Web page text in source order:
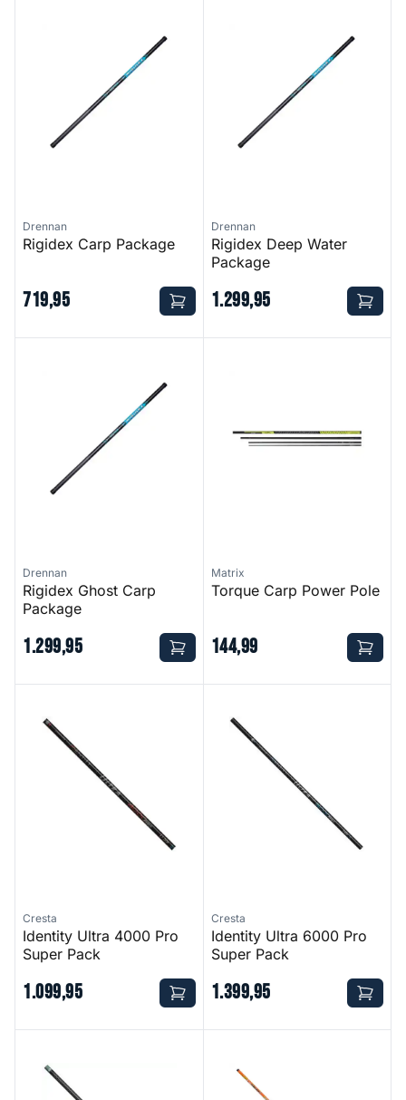
Drennan
Rigidex Carp Package
719,95
Drennan
Rigidex Deep Water
Package
1.299,95
Drennan
Rigidex Ghost Carp
Package
1.299,95
Matrix
Torque Carp Power Pole
144,99
Cresta
Identity Ultra 4000 Pro
Super Pack
1.099,95
Cresta
Identity Ultra 6000 Pro
Super Pack
1.399,95